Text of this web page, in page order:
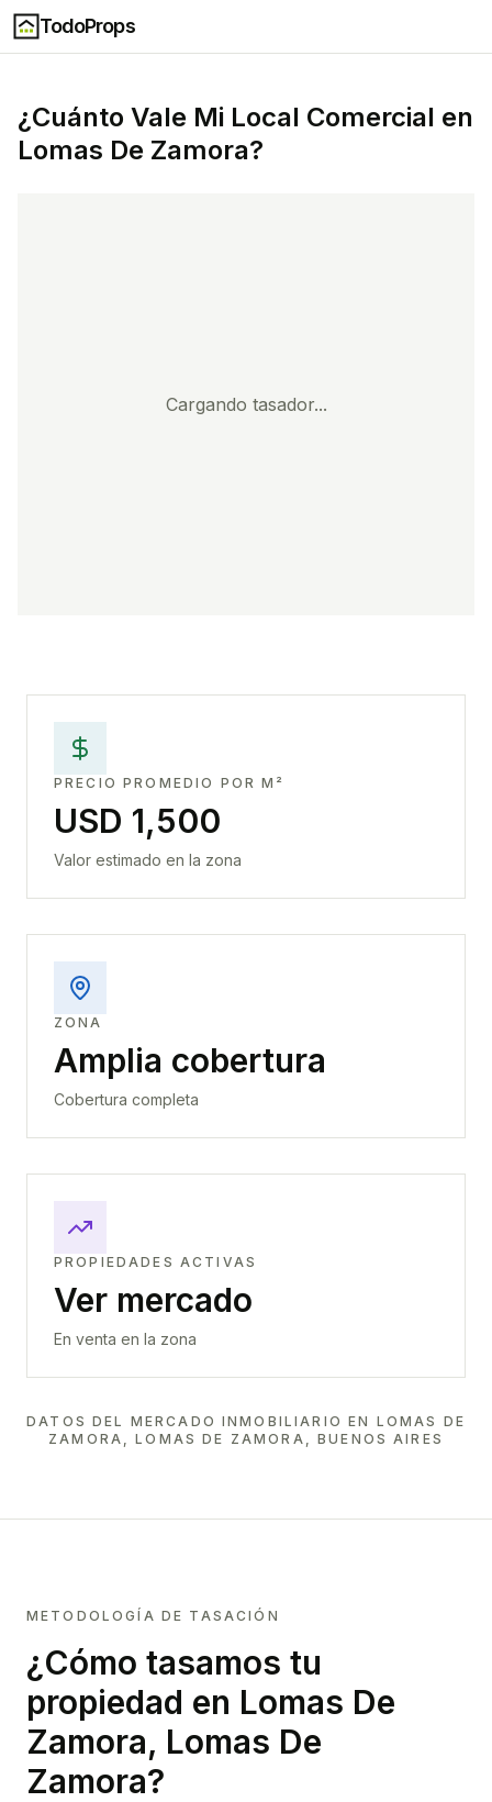
TodoProps
¿Cuánto Vale Mi Local Comercial en
Lomas De Zamora?
Cargando tasador...
PRECIO PROMEDIO POR M²
USD 1,500
Valor estimado en la zona
ZONA
Amplia cobertura
Cobertura completa
PROPIEDADES ACTIVAS
Ver mercado
En venta en la zona
DATOS DEL MERCADO INMOBILIARIO EN LOMAS DE
ZAMORA, LOMAS DE ZAMORA, BUENOS AIRES
METODOLOGÍA DE TASACIÓN
¿Cómo tasamos tu
propiedad en Lomas De
Zamora, Lomas De
Zamora?